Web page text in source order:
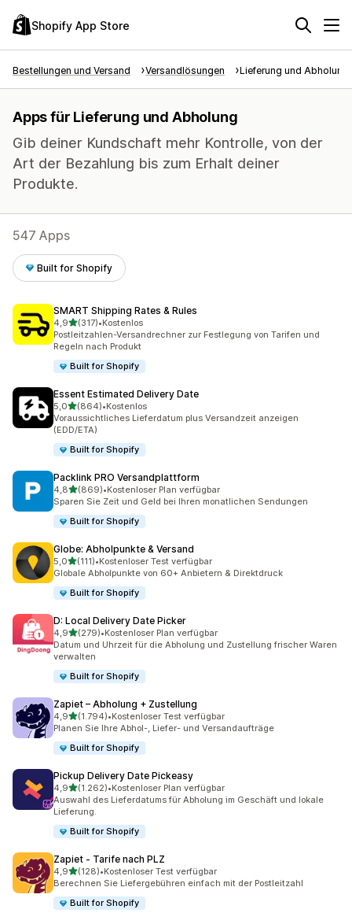
Shopify App Store
Bestellungen und Versand Versandlösungen Lieferung und Abholung
Apps für Lieferung und Abholung
Gib deiner Kundschaft mehr Kontrolle, von der
Art der Bezahlung bis zum Erhalt deiner
Produkte.
547 Apps
Built for Shopify
SMART Shipping Rates & Rules
4,9von 5 Sternen
(317)
317 Rezensionen insgesamt
•Kostenlos
Postleitzahlen-Versandrechner zur Festlegung von Tarifen und
Regeln nach Produkt
Built for Shopify
Essent Estimated Delivery Date
5,0von 5 Sternen
(864)
864 Rezensionen insgesamt
•Kostenlos
Voraussichtliches Lieferdatum plus Versandzeit anzeigen
(EDD/ETA)
Built for Shopify
Packlink PRO Versandplattform
4,8von 5 Sternen
(869)
869 Rezensionen insgesamt
•Kostenloser Plan verfügbar
Sparen Sie Zeit und Geld bei Ihren monatlichen Sendungen
Built for Shopify
Globe: Abholpunkte & Versand
5,0von 5 Sternen
(111)
111 Rezensionen insgesamt
•Kostenloser Test verfügbar
Globale Abholpunkte von 60+ Anbietern & Direktdruck
Built for Shopify
D: Local Delivery Date Picker
4,9von 5 Sternen
(279)
279 Rezensionen insgesamt
•Kostenloser Plan verfügbar
Datum und Uhrzeit für die Abholung und Zustellung frischer Waren
verwalten
Built for Shopify
Zapiet – Abholung + Zustellung
4,9von 5 Sternen
(1.794)
1794 Rezensionen insgesamt
•Kostenloser Test verfügbar
Planen Sie Ihre Abhol-, Liefer- und Versandaufträge
Built for Shopify
Pickup Delivery Date Pickeasy
4,9von 5 Sternen
(1.262)
1262 Rezensionen insgesamt
•Kostenloser Plan verfügbar
Auswahl des Lieferdatums für Abholung im Geschäft und lokale
Lieferung.
Built for Shopify
Zapiet ‑ Tarife nach PLZ
4,9von 5 Sternen
(128)
128 Rezensionen insgesamt
•Kostenloser Test verfügbar
Berechnen Sie Liefergebühren einfach mit der Postleitzahl
Built for Shopify